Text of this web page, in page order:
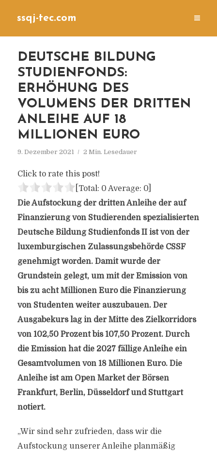
ssqj-tec.com
DEUTSCHE BILDUNG
STUDIENFONDS:
ERHÖHUNG DES
VOLUMENS DER DRITTEN
ANLEIHE AUF 18
MILLIONEN EURO
9. Dezember 2021 2 Min. Lesedauer
Click to rate this post!
[Total: 0 Average: 0]
Die Aufstockung der dritten Anleihe der auf
Finanzierung von Studierenden spezialisierten
Deutsche Bildung Studienfonds II ist von der
luxemburgischen Zulassungsbehörde CSSF
genehmigt worden. Damit wurde der
Grundstein gelegt, um mit der Emission von
bis zu acht Millionen Euro die Finanzierung
von Studenten weiter auszubauen. Der
Ausgabekurs lag in der Mitte des Zielkorridors
von 102,50 Prozent bis 107,50 Prozent. Durch
die Emission hat die 2027 fällige Anleihe ein
Gesamtvolumen von 18 Millionen Euro. Die
Anleihe ist am Open Market der Börsen
Frankfurt, Berlin, Düsseldorf und Stuttgart
notiert.
„Wir sind sehr zufrieden, dass wir die
Aufstockung unserer Anleihe planmäßig